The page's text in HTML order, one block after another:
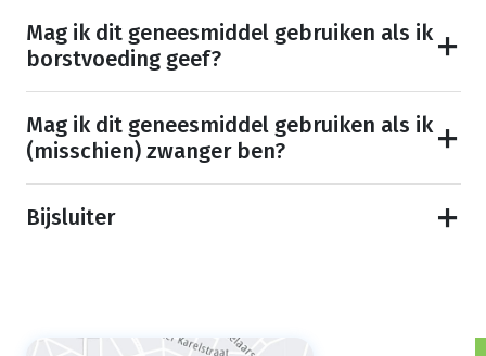
Mag ik dit geneesmiddel gebruiken als ik
borstvoeding geef?
Mag ik dit geneesmiddel gebruiken als ik
(misschien) zwanger ben?
Bijsluiter